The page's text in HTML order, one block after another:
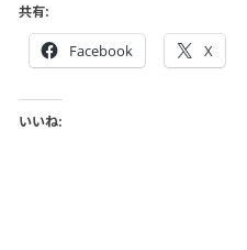
共有:
Facebook X
いいね: